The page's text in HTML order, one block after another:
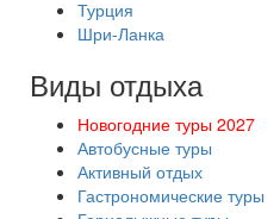
Турция
Шри-Ланка
Виды отдыха
Новогодние туры 2027
Автобусные туры
Активный отдых
Гастрономические туры